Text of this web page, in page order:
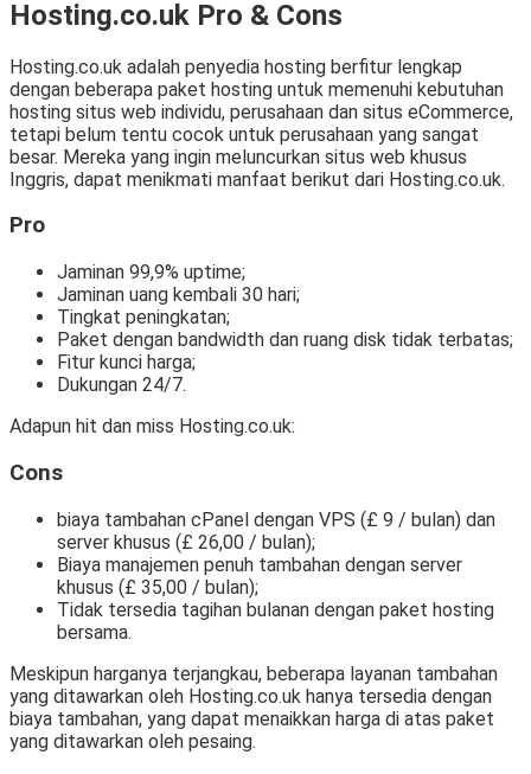
Hosting.co.uk Pro & Cons
Hosting.co.uk adalah penyedia hosting berfitur lengkap
dengan beberapa paket hosting untuk memenuhi kebutuhan
hosting situs web individu, perusahaan dan situs eCommerce,
tetapi belum tentu cocok untuk perusahaan yang sangat
besar. Mereka yang ingin meluncurkan situs web khusus
Inggris, dapat menikmati manfaat berikut dari Hosting.co.uk.
Pro
Jaminan 99,9% uptime;
Jaminan uang kembali 30 hari;
Tingkat peningkatan;
Paket dengan bandwidth dan ruang disk tidak terbatas;
Fitur kunci harga;
Dukungan 24/7.
Adapun hit dan miss Hosting.co.uk:
Cons
biaya tambahan cPanel dengan VPS (£ 9 / bulan) dan
server khusus (£ 26,00 / bulan);
Biaya manajemen penuh tambahan dengan server
khusus (£ 35,00 / bulan);
Tidak tersedia tagihan bulanan dengan paket hosting
bersama.
Meskipun harganya terjangkau, beberapa layanan tambahan
yang ditawarkan oleh Hosting.co.uk hanya tersedia dengan
biaya tambahan, yang dapat menaikkan harga di atas paket
yang ditawarkan oleh pesaing.